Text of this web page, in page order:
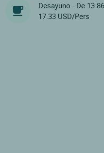
Desayuno - De
17.33 USD/Pers